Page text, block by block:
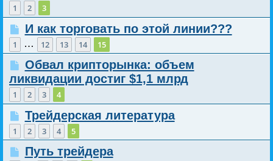
1 2 3
И как торговать по этой линии???
1 … 12 13 14 15
Обвал крипторынка: объем
ликвидации достиг $1,1 млрд
1 2 3 4
Трейдерская литература
1 2 3 4 5
Путь трейдера